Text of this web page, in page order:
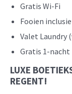
Gratis Wi-Fi
Fooien
Valet Laundry
Gratis 1-nacht
LUXE
REGENT!